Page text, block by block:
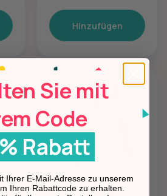
Hinzufügen
Sie mit
Code
Rabatt
Ihrer E-Mail-Adresse zu unserem
Ihren Rabattcode zu erhalten.